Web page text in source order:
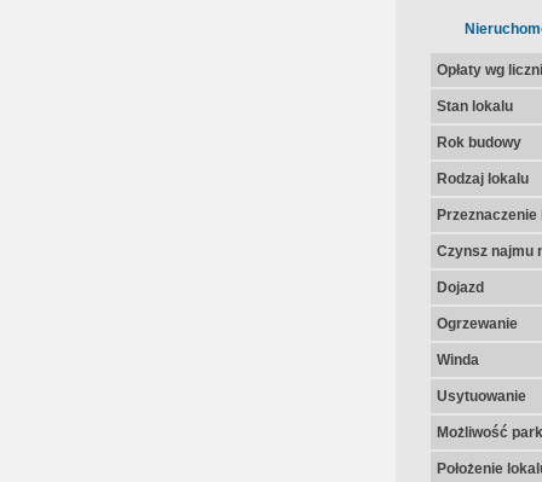
Opłaty wg
Stan lokalu
Rok budowy
Rodzaj lokalu
Przeznaczenie
Czynsz najmu
Dojazd
Ogrzewanie
Winda
Usytuowanie
Możliwość
Położenie